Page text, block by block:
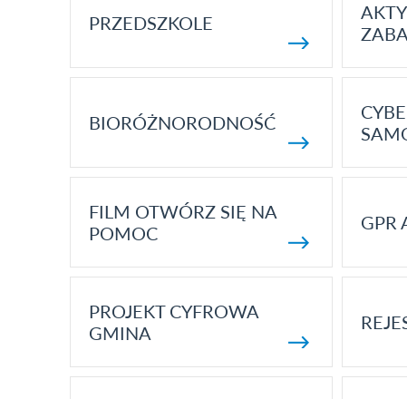
PRZEDSZKOLE
BIORÓŻNORODNOŚĆ
FILM OTWÓRZ SIĘ NA
POMOC
GPR
PROJEKT CYFROWA
GMINA